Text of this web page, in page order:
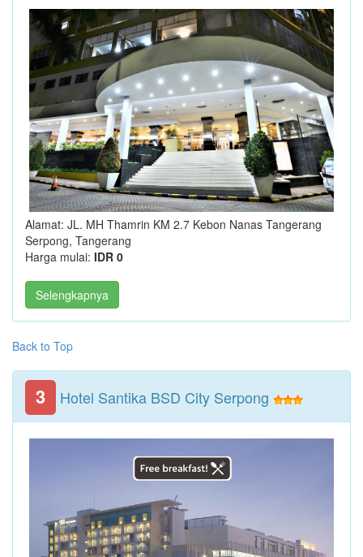
Alamat: JL. MH Thamrin KM 2.7 Kebon Nanas Tangerang
Serpong, Tangerang
Harga mulai: IDR 0
Selengkapnya
Back to Top
3 Hotel Santika BSD City Serpong